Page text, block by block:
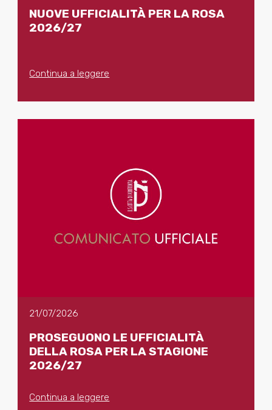
NUOVE UFFICIALITÀ PER LA ROSA
2026/27
Continua a leggere
21/07/2026
PROSEGUONO LE UFFICIALITÀ
DELLA ROSA PER LA STAGIONE
2026/27
Continua a leggere